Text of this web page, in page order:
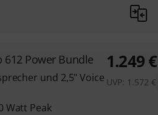
612 Power Bundle
und 2,5" Voice
Watt Peak
1.249€
UVP: 1.572 €